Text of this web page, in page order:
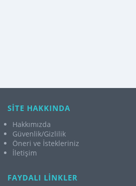
SİTE HAKKINDA
Hakkımızda
Güvenlik/Gizlilik
Öneri ve İstekleriniz
İletişim
FAYDALI LİNKLER